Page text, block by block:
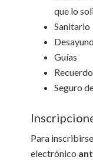
que lo
Sanitario
Desayuno
Guías
Seguro
Para
electrónico